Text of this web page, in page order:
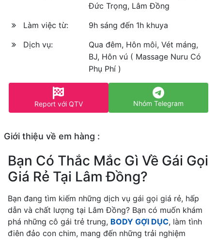
Đức Trọng, Lâm Đồng
Làm việc từ:
9h sáng đến 1h khuya
Dịch vụ:
Qua đêm, Hôn môi, Vét máng,
BJ, Hôn vú ( Massage Nuru Có
Phụ Phí )
Report với QTV Nhóm Telegram
Giới thiệu về em hàng :
Bạn Có Thắc Mắc Gì Về Gái Gọi
Giá Rẻ Tại Lâm Đồng?
Bạn đang tìm kiếm những dịch vụ gái gọi giá rẻ, hấp
dẫn và chất lượng tại Lâm Đồng? Bạn có muốn khám
phá những cô gái trẻ trung, BODY GỢI DỤC, làm tình
điên đảo con chim, mang đến những trải nghiệm